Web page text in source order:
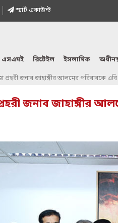
স্মাৰ্ট একাউন্ট
এসএমই রিটেইল ইসলামিক
প্রহরী জনাব জাহাঙ্গীর আলমের পরিবারকে
প্রহরী জনাব জাহাঙ্গীর